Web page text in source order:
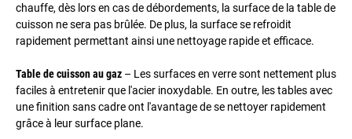
chauffe, dès lors en cas de débordements, la surface de la table de
cuisson ne sera pas brûlée. De plus, la surface se refroidit
rapidement permettant ainsi une nettoyage rapide et efficace.
Table de cuisson au gaz – Les surfaces en verre sont nettement plus
faciles à entretenir que l'acier inoxydable. En outre, les tables avec
une finition sans cadre ont l'avantage de se nettoyer rapidement
grâce à leur surface plane.